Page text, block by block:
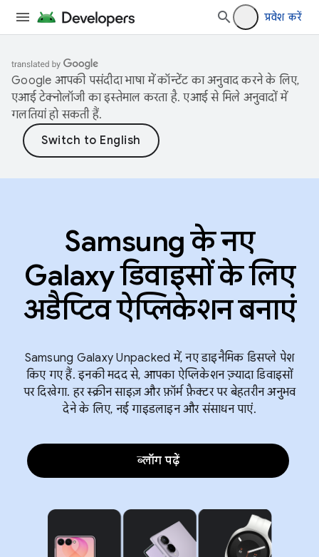
प्रवेश करें
Google आपकी पसंदीदा भाषा में कॉन्टेंट का अनुवाद करने के लिए,
एआई टेक्नोलॉजी का इस्तेमाल करता है. एआई से मिले अनुवादों में
गलतियां हो सकती हैं.
Samsung के नए
Galaxy डिवाइसों के लिए
अडैप्टिव ऐप्लिकेशन बनाएं
Samsung Galaxy Unpacked में, नए डाइनैमिक डिसप्ले पेश
किए गए हैं. इनकी मदद से, आपका ऐप्लिकेशन ज़्यादा डिवाइसों
पर दिखेगा. हर स्क्रीन साइज़ और फ़ॉर्म फ़ैक्टर पर बेहतरीन अनुभव
देने के लिए, नई गाइडलाइन और संसाधन पाएं.
ब्लॉग पढ़ें